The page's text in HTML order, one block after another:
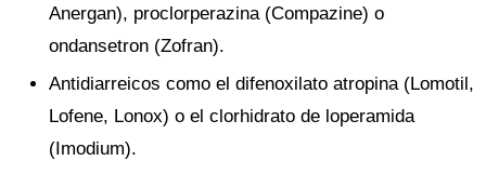
Anergan), proclorperazina (Compazine) o
ondansetron (Zofran).
Antidiarreicos como el difenoxilato atropina (Lomotil,
Lofene, Lonox) o el clorhidrato de loperamida
(Imodium).